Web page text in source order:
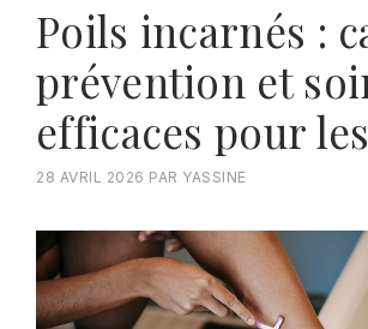
Poils incarnés :
prévention et
efficaces pour
28 AVRIL 2026 PAR YASSINE